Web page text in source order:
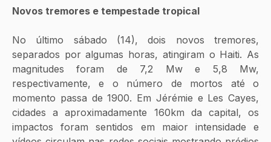
Novos tremores e tempestade tropical
No último sábado (14), dois novos tremores,
separados por algumas horas, atingiram o Haiti. As
magnitudes foram de 7,2 Mw e 5,8 Mw,
respectivamente, e o número de mortos até o
momento passa de 1900. Em Jérémie e Les Cayes,
cidades a aproximadamente 160km da capital, os
impactos foram sentidos em maior intensidade e